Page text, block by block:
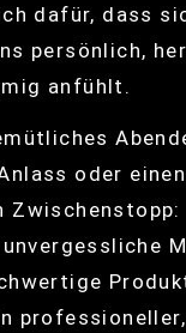
dafür, dass
persönlich,
anfühlt.
oder einen
Zwischenstopp: